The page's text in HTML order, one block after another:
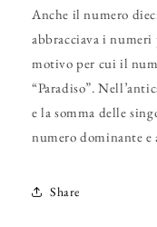
Anche il numero
abbracciava i
motivo per cui il
“Paradiso”.
e la somma delle
numero dominante e
Share